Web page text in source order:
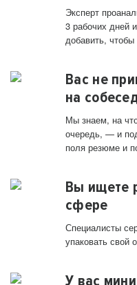
Эксперт
3 рабочих дней
добавить,
Вас не
на
Мы знаем, на
очередь, — и
поля резюме и
Вы ищете
сфере
Специалисты
упаковать свой
У вас